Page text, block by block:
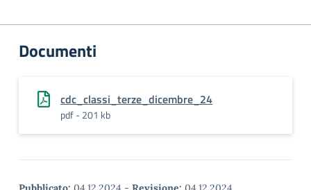
Documenti
cdc_classi_terze_dicembre_24
pdf - 201 kb